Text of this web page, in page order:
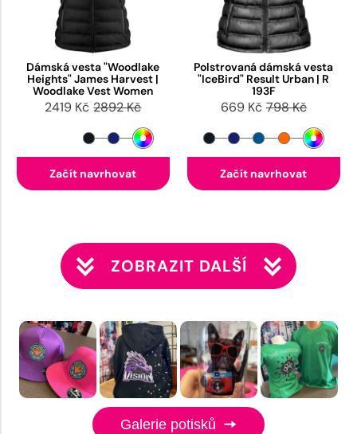
Dámská vesta "Woodlake
Heights" James Harvest |
Woodlake Vest Women
2419 Kč 2892 Kč
Začít navrhovat
Polstrovaná dámská vesta
"IceBird" Result Urban | R
193F
669 Kč 798 Kč
Začít navrhovat
ZOBRAZIT DALŠÍ
Galerie potisků